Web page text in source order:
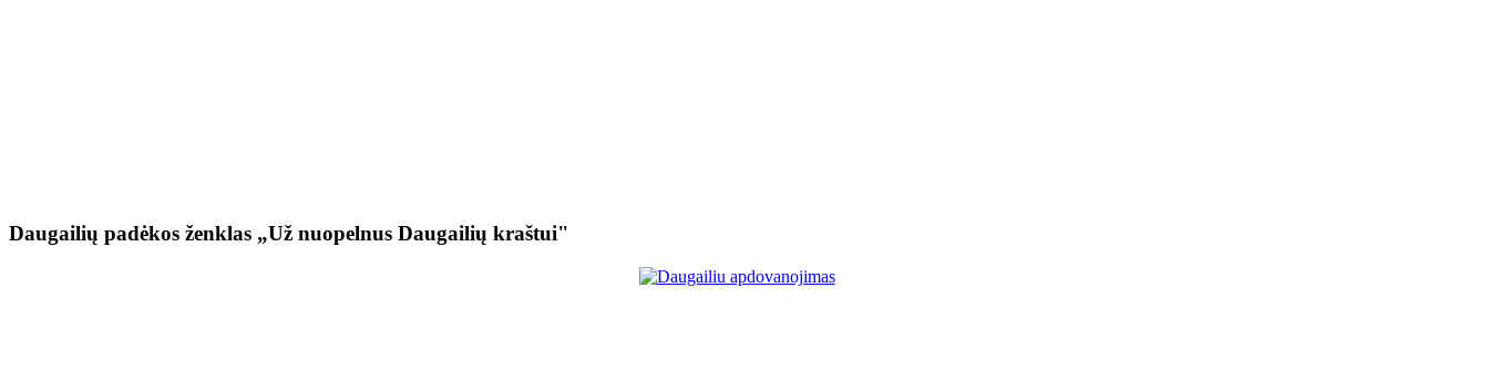
Daugailių padėkos ženklas „Už nuopelnus Daugailių kraštui"